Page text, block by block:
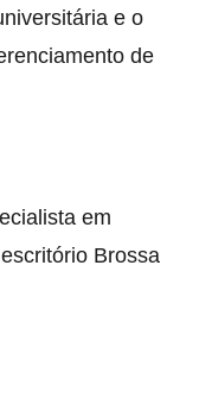
e o
de
em
Brossa